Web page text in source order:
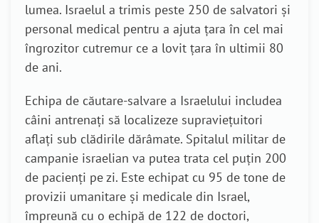
lumea. Israelul a trimis peste 250 de salvatori și
personal medical pentru a ajuta țara în cel mai
îngrozitor cutremur ce a lovit țara în ultimii 80
de ani.
Echipa de căutare-salvare a Israelului includea
câini antrenați să localizeze supraviețuitori
aflați sub clădirile dărâmate. Spitalul militar de
campanie israelian va putea trata cel puțin 200
de pacienți pe zi. Este echipat cu 95 de tone de
provizii umanitare și medicale din Israel,
împreună cu o echipă de 122 de doctori,